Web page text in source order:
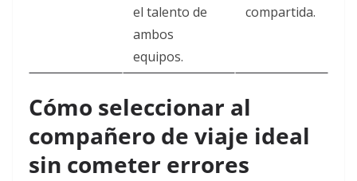
el talento de
ambos
equipos.
compartida.
Cómo seleccionar al
compañero de viaje ideal
sin cometer errores